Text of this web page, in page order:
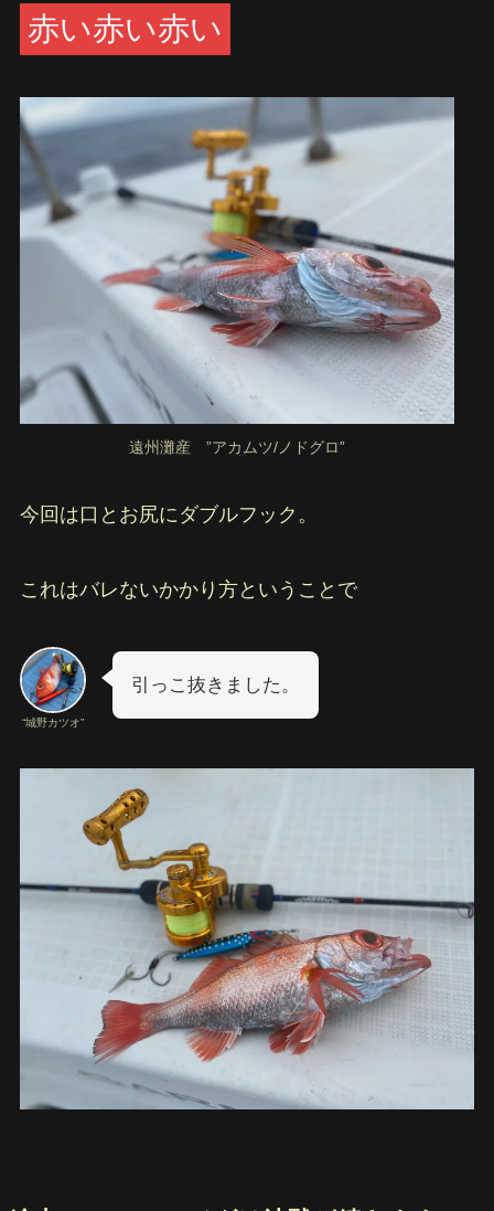
赤い赤い赤い
遠州灘産 ”アカムツ/ノドグロ”
今回は口とお尻にダブルフック。
これはバレないかかり方ということで
“城野カツオ”
引っこ抜きました。